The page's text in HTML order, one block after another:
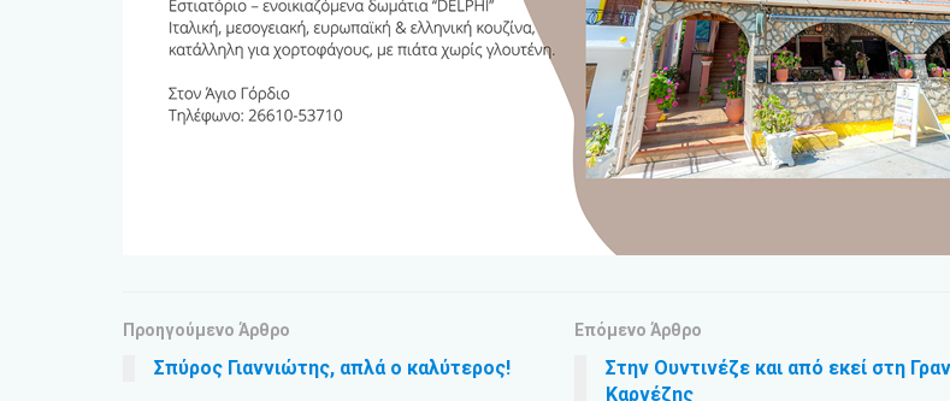
Προηγούμενο Άρθρο
Σπύρος Γιαννιώτης, απλά ο καλύτερος!
Επόμενο Άρθρο
Στην Ουντινέζε και από εκεί στη
Καρνέζης